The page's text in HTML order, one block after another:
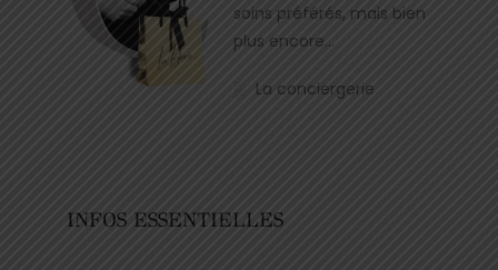
soins préférés, mais bien
plus encore…
La conciergerie
INFOS ESSENTIELLES